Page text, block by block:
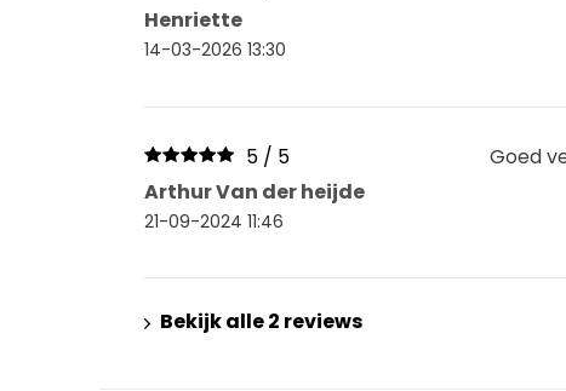
Henriette
14-03-2026 13:30
5 / 5
Arthur Van der heijde
21-09-2024 11:46
Goed
Bekijk alle 2 reviews